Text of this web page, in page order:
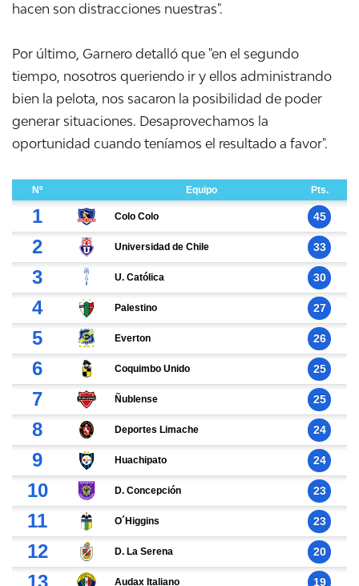
hacen son distracciones nuestras".
Por último, Garnero detalló que "en el segundo
tiempo, nosotros queriendo ir y ellos administrando
bien la pelota, nos sacaron la posibilidad de poder
generar situaciones. Desaprovechamos la
oportunidad cuando teníamos el resultado a favor".